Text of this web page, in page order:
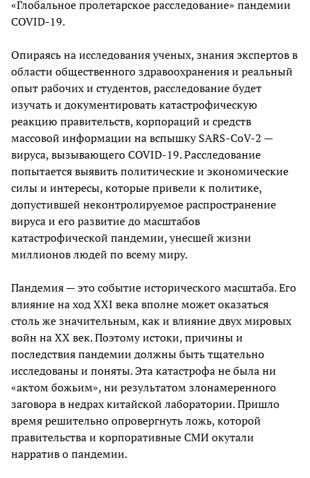
«Глобальное пролетарское расследование» пандемии
COVID-19.
Опираясь на исследования ученых, знания экспертов в
области общественного здравоохранения и реальный
опыт рабочих и студентов, расследование будет
изучать и документировать катастрофическую
реакцию правительств, корпораций и средств
массовой информации на вспышку SARS-CoV-2 —
вируса, вызывающего COVID-19. Расследование
попытается выявить политические и экономические
силы и интересы, которые привели к политике,
допустившей неконтролируемое распространение
вируса и его развитие до масштабов
катастрофической пандемии, унесшей жизни
миллионов людей по всему миру.
Пандемия — это событие исторического масштаба. Его
влияние на ход XXI века вполне может оказаться
столь же значительным, как и влияние двух мировых
войн на ХХ век. Поэтому истоки, причины и
последствия пандемии должны быть тщательно
исследованы и поняты. Эта катастрофа не была ни
«актом божьим», ни результатом злонамеренного
заговора в недрах китайской лаборатории. Пришло
время решительно опровергнуть ложь, которой
правительства и корпоративные СМИ окутали
нарратив о пандемии.